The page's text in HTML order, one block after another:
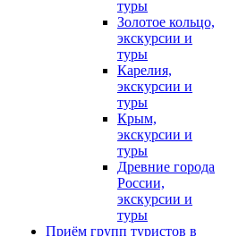
туры
Золотое кольцо,
экскурсии и
туры
Карелия,
экскурсии и
туры
Крым,
экскурсии и
туры
Древние города
России,
экскурсии и
туры
Приём групп туристов в